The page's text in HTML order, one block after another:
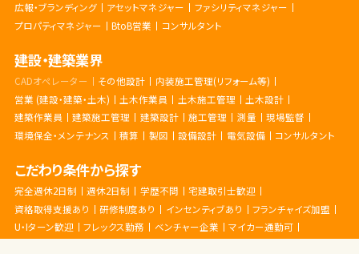
広報・ブランディング
アセットマネジャー
ファシリティマネジャー
プロパティマネジャー
BtoB営業 コンサルタント
建設・建築業界
CADオペレーター その他設計
内装施工管理(リフォーム等)
営業 (建設・建築・土木)
土木作業員 土木施工管理
土木設計
建築作業員
建築施工管理 建築設計 施工管理 測量
現場監督
環境保全・メンテナンス
積算 製図 設備設計 電気設備 コンサルタント
こだわり条件から探す
完全週休2日制 週休2日制 学歴不問
宅建取引士歓迎
資格取得支援あり
研修制度あり インセンティブあり
フランチャイズ加盟
U・Iターン歓迎
フレックス勤務 ベンチャー企業
マイカー通勤可